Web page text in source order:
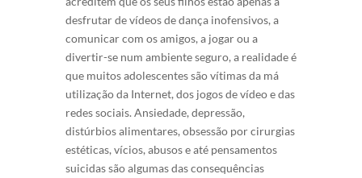
desfrutar de vídeos de dança inofensivos, a
comunicar com os amigos, a jogar ou a
divertir-se num ambiente seguro, a realidade é
que muitos adolescentes são vítimas da má
utilização da Internet, dos jogos de vídeo e das
redes sociais. Ansiedade, depressão,
distúrbios alimentares, obsessão por cirurgias
estéticas, vícios, abusos e até pensamentos
suicidas são algumas das consequências